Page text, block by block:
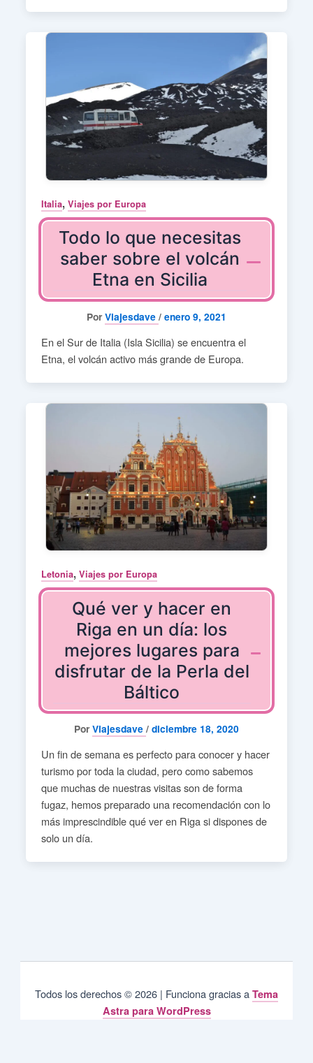
Italia, Viajes por Europa
Todo lo que necesitas
saber sobre el volcán
Etna en Sicilia
Por Viajesdave / enero 9, 2021
En el Sur de Italia (Isla Sicilia) se encuentra el
Etna, el volcán activo más grande de Europa.
Letonia, Viajes por Europa
Qué ver y hacer en
Riga en un día: los
mejores lugares para
disfrutar de la Perla del
Báltico
Por Viajesdave / diciembre 18, 2020
Un fin de semana es perfecto para conocer y hacer
turismo por toda la ciudad, pero como sabemos
que muchas de nuestras visitas son de forma
fugaz, hemos preparado una recomendación con lo
más imprescindible qué ver en Riga si dispones de
solo un día.
Todos los derechos © 2026 | Funciona gracias a Tema
Astra para WordPress